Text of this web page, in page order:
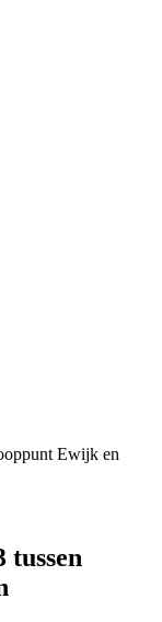
Ewijk en
tussen